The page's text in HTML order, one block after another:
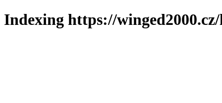
Indexing https://